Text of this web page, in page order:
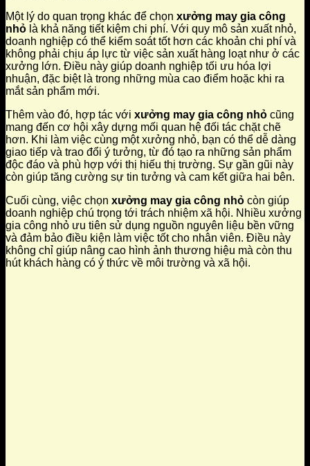
Một lý do quan trọng khác để chọn xưởng may gia công
nhỏ là khả năng tiết kiệm chi phí. Với quy mô sản xuất nhỏ,
doanh nghiệp có thể kiểm soát tốt hơn các khoản chi phí và
không phải chịu áp lực từ việc sản xuất hàng loạt như ở các
xưởng lớn. Điều này giúp doanh nghiệp tối ưu hóa lợi
nhuận, đặc biệt là trong những mùa cao điểm hoặc khi ra
mắt sản phẩm mới.
Thêm vào đó, hợp tác với xưởng may gia công nhỏ cũng
mang đến cơ hội xây dựng mối quan hệ đối tác chặt chẽ
hơn. Khi làm việc cùng một xưởng nhỏ, bạn có thể dễ dàng
giao tiếp và trao đổi ý tưởng, từ đó tạo ra những sản phẩm
độc đáo và phù hợp với thị hiếu thị trường. Sự gần gũi này
còn giúp tăng cường sự tin tưởng và cam kết giữa hai bên.
Cuối cùng, việc chọn xưởng may gia công nhỏ còn giúp
doanh nghiệp chú trọng tới trách nhiệm xã hội. Nhiều xưởng
gia công nhỏ ưu tiên sử dụng nguồn nguyên liệu bền vững
và đảm bảo điều kiện làm việc tốt cho nhân viên. Điều này
không chỉ giúp nâng cao hình ảnh thương hiệu mà còn thu
hút khách hàng có ý thức về môi trường và xã hội.